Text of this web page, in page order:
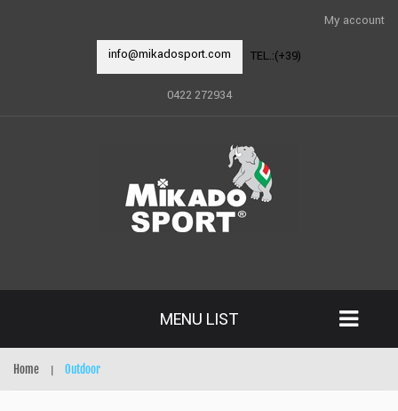
My account
info@mikadosport.com TEL.:(+39)
0422 272934
MENU LIST
Home Outdoor